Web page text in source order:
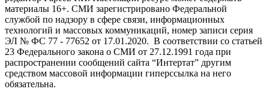
материалы 16+. СМИ зарегистрировано Федеральной
службой по надзору в сфере связи, информационных
технологий и массовых коммуникаций, номер записи серия
ЭЛ № ФС 77 - 77652 от 17.01.2020. В соответствии со статьей
23 Федерального закона о СМИ от 27.12.1991 года при
распространении сообщений сайта “Интертат” другим
средством массовой информации гиперссылка на него
обязательна.